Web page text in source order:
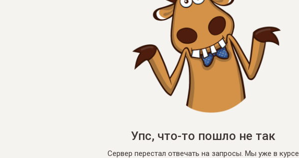
Упс, что-то пошло не так
Сервер перестал отвечать на запросы. Мы уже в курсе